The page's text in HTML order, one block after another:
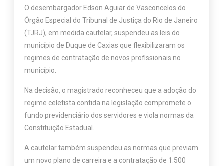
O desembargador Edson Aguiar de Vasconcelos do
Órgão Especial do Tribunal de Justiça do Rio de Janeiro
(TJRJ), em medida cautelar, suspendeu as leis do
município de Duque de Caxias que flexibilizaram os
regimes de contratação de novos profissionais no
município.
Na decisão, o magistrado reconheceu que a adoção do
regime celetista contida na legislação compromete o
fundo previdenciário dos servidores e viola normas da
Constituição Estadual.
A cautelar também suspendeu as normas que previam
um novo plano de carreira e a contratação de 1.500